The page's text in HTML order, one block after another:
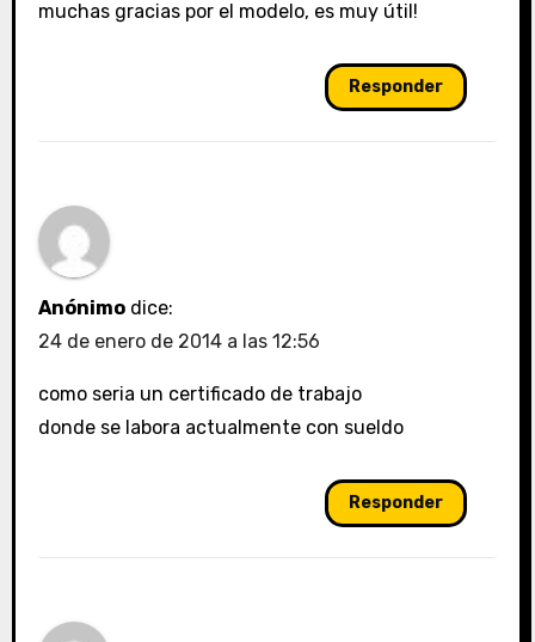
muchas gracias por el modelo, es muy útil!
Responder
Anónimo dice:
24 de enero de 2014 a las 12:56
como seria un certificado de trabajo
donde se labora actualmente con sueldo
Responder